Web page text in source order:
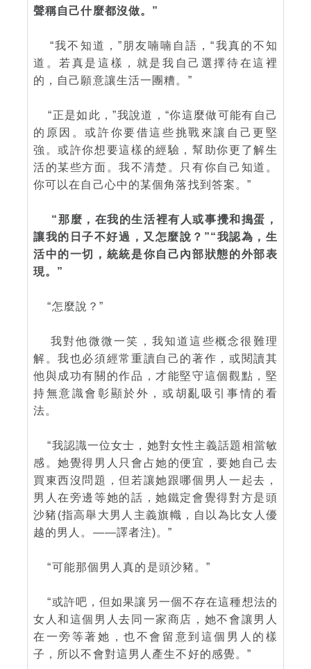
聲稱自己什麼都沒做。”
“我不知道，”朋友喃喃自語，“我真的不知
道。若真是這樣，就是我自己選擇待在這裡
的，自己願意讓生活一團糟。”
“正是如此，”我說道，“你這麼做可能有自己
的原因。或許你要借這些挑戰來讓自己更堅
強。或許你想要這樣的經驗，幫助你更了解生
活的某些方面。我不清楚。只有你自己知道。
你可以在自己心中的某個角落找到答案。”
“那麼，在我的生活裡有人或事攪和搗蛋，
讓我的日子不好過，又怎麼說？”“我認為，生
活中的一切，統統是你自己內部狀態的外部表
現。”
“怎麼說？”
我對他微微一笑，我知道這些概念很難理
解。我也必須經常重讀自己的著作，或閱讀其
他與成功有關的作品，才能堅守這個觀點，堅
持無意識會彰顯於外，或胡亂吸引事情的看
法。
“我認識一位女士，她對女性主義話題相當敏
感。她覺得男人只會占她的便宜，要她自己去
買東西沒問題，但若讓她跟哪個男人一起去，
男人在旁邊等她的話，她鐵定會覺得對方是頭
沙豬(指高舉大男人主義旗幟，自以為比女人優
越的男人。——譯者注)。”
“可能那個男人真的是頭沙豬。”
“或許吧，但如果讓另一個不存在這種想法的
女人和這個男人去同一家商店，她不會讓男人
在一旁等著她，也不會留意到這個男人的樣
子，所以不會對這男人產生不好的感覺。”